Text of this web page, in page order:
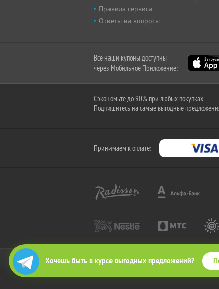
Хочешь быть в курсе выгодных предложений?
Правила сервиса
Ответы на вопросы
Все наши купоны доступны
через Мобильное Приложение:
Сэкономьте до 90% при любых покупках
Подпишитесь на самые выгодные
Принимаем к оплате:
2010-2026 © КупиКупон. Все права защищены.
Все права на товарный знак "КупиКупон" и на